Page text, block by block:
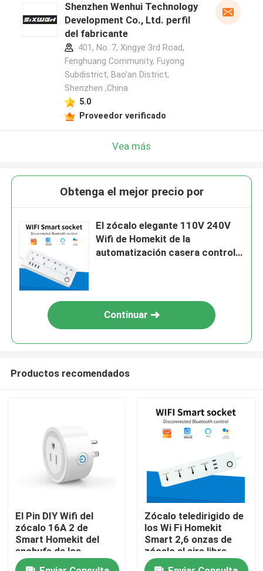
Hogar
Productos
Shenzhen Wenhui Technology
Development Co., Ltd. perfil
del fabricante
401, No. 7, Xingye 3rd Road,
Fenghuang Community, Fuyong
Subdistrict, Bao'an District,
Shenzhen ,China
5.0
Proveedor verificado
Vea más
Obtenga el mejor precio por
El zócalo elegante 110V 240V
Wifi de Homekit de la
automatización casera controló
Continuar
Productos recomendados
El Pin DIY Wifi del
zócalo 16A 2 de
Smart Homekit del
enchufe de los
E.E.U.U. permitió el
Zócalo teledirigido de
los Wi Fi Homekit
Smart 2,6 onzas de
zócalo al aire libre
remoto